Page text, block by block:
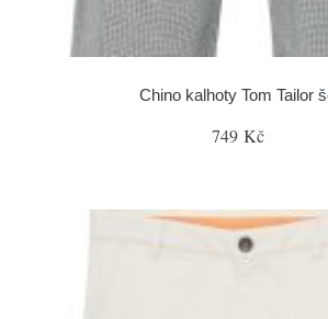
Chino kalhoty Tom Tailor
749 Kč